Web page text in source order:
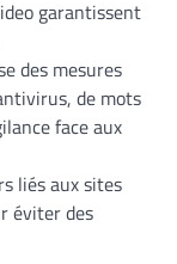
garantissent
des mesures
de mots
face aux
liés aux sites
éviter des